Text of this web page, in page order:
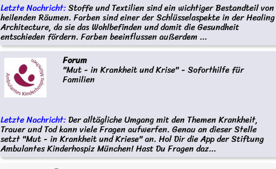
Letzte Nachricht:Stoffe und Textilien sind ein wichtiger Bestandteil von
heilenden Räumen. Farben sind einer der Schlüsselaspekte in der Healing
Architecture, da sie das Wohlbefinden und damit die Gesundheit
entschieden fördern. Farben beeinflussen außerdem ...
Forum
"Mut - in Krankheit und Krise" - Soforthilfe für
Familien
Letzte Nachricht:Der alltägliche Umgang mit den Themen Krankheit,
Trauer und Tod kann viele Fragen aufwerfen. Genau an dieser Stelle
setzt "Mut - in Krankheit und Kriese" an. Hol Dir die App der Stiftung
Ambulantes Kinderhospiz München! Hast Du Fragen daz...